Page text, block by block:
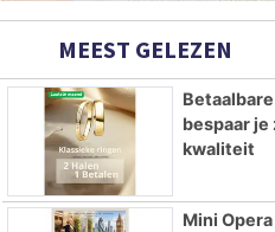
MEEST GELEZEN
bespaar
kwaliteit
Mini